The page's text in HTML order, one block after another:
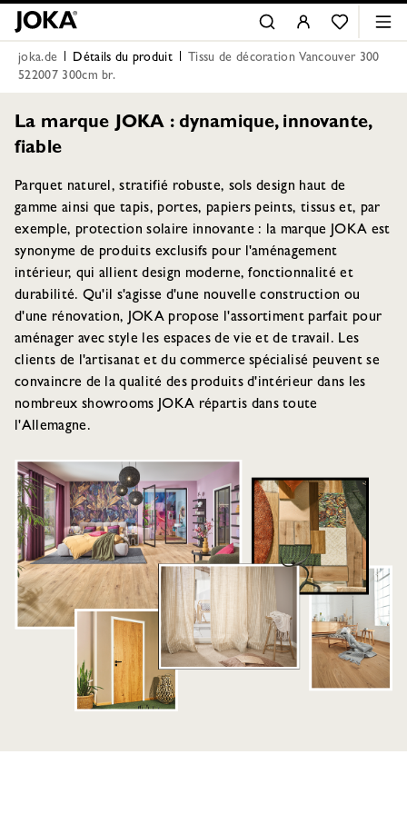
joka.de Détails du produit
Tissu de décoration Vancouver 300
522007 300cm br.
La marque JOKA : dynamique, innovante,
fiable
Parquet naturel, stratifié robuste, sols design haut de
gamme ainsi que tapis, portes, papiers peints, tissus et, par
exemple, protection solaire innovante : la marque JOKA est
synonyme de produits exclusifs pour l'aménagement
intérieur, qui allient design moderne, fonctionnalité et
durabilité. Qu'il s'agisse d'une nouvelle construction ou
d'une rénovation, JOKA propose l'assortiment parfait pour
aménager avec style les espaces de vie et de travail. Les
clients de l'artisanat et du commerce spécialisé peuvent se
convaincre de la qualité des produits d'intérieur dans les
nombreux showrooms JOKA répartis dans toute
l'Allemagne.